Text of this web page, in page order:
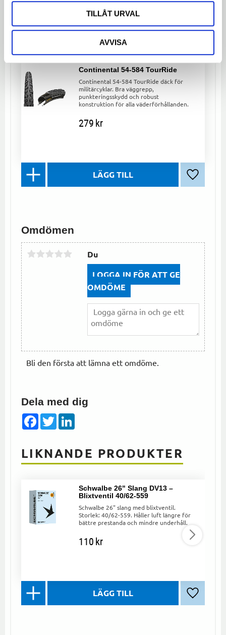
TILLÅT URVAL
AVVISA
Continental 54-584 TourRide
Continental 54-584 TourRide däck för
militärcyklar. Bra väggrepp,
punkteringsskydd och robust
konstruktion för alla väderförhållanden.
279kr
Lägg till
Dela med dig
Facebook
Twitter
Omdömen
Du
LOGGA IN FÖR ATT GE
OMDÖME
Bli den första att lämna ett omdöme.
LIKNANDE PRODUKTER
Schwalbe 26" Slang DV13 –
Blixtventil 40/62-559
Schwalbe 26" slang med blixtventil.
Storlek: 40/62-559. Håller luft längre för
bättre prestanda och mindre underhåll.
110kr
Lägg till